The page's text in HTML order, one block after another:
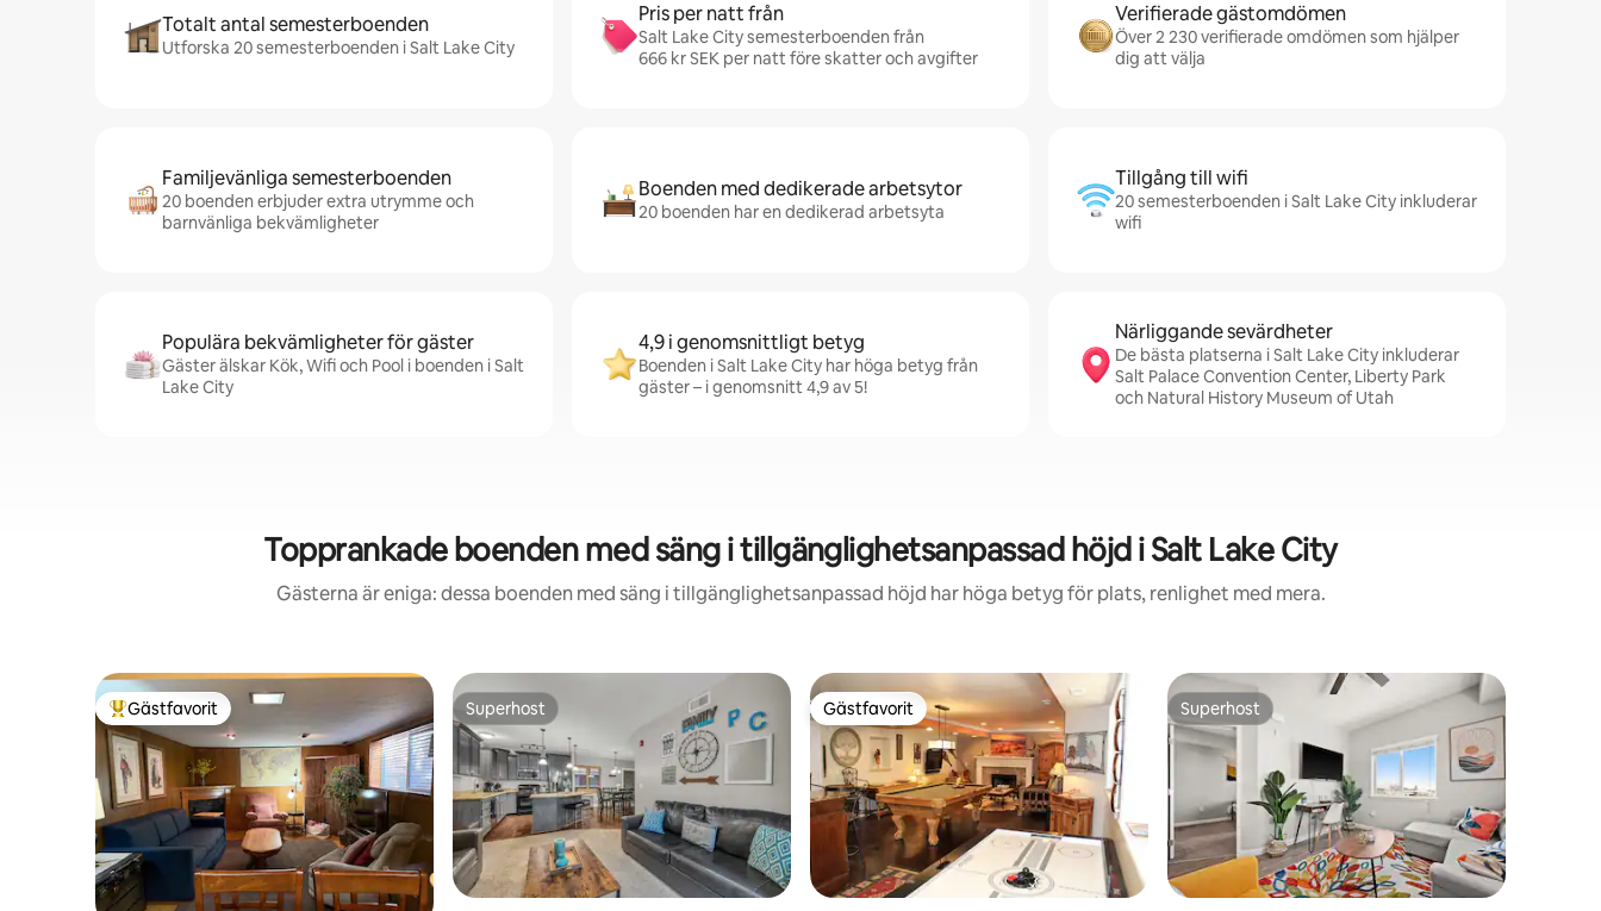
Totalt antal semesterboenden
Utforska 20 semesterboenden i Salt Lake City
Pris per natt från
Salt Lake City semesterboenden från
666 kr SEK per natt före skatter och avgifter
Verifierade gästomdömen
Över 2 230 verifierade omdömen som hjälper
dig att välja
Familjevänliga semesterboenden
20 boenden erbjuder extra utrymme och
barnvänliga bekvämligheter
Boenden med dedikerade arbetsytor
20 boenden har en dedikerad arbetsyta
Tillgång till wifi
20 semesterboenden i Salt Lake City inkluderar
wifi
Populära bekvämligheter för gäster
Gäster älskar Kök, Wifi och Pool i boenden i Salt
Lake City
4,9 i genomsnittligt betyg
Boenden i Salt Lake City har höga betyg från
gäster – i genomsnitt 4,9 av 5!
Närliggande sevärdheter
De bästa platserna i Salt Lake City inkluderar
Salt Palace Convention Center, Liberty Park
och Natural History Museum of Utah
Topprankade boenden med säng i tillgänglighetsanpassad höjd i Salt Lake City
Gästerna är eniga: dessa boenden med säng i tillgänglighetsanpassad höjd har höga betyg för plats, renlighet med mera.
Populär gästfavorit
Gästfavorit Superhost
Superhost Gästfavorit
Gästfavorit Superhost
Superhost